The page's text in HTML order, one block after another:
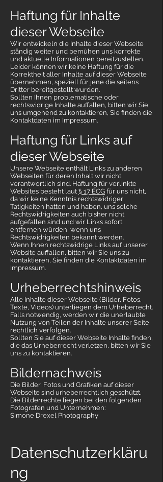
Haftung für Inhalte
dieser Webseite
Wir entwickeln die Inhalte dieser Webseite
ständig weiter und bemühen uns korrekte
und aktuelle Informationen bereitzustellen.
Leider können wir keine Haftung für die
Korrektheit aller Inhalte auf dieser Webseite
übernehmen, speziell für jene die seitens
Dritter bereitgestellt wurden.
Sollten Ihnen problematische oder
rechtswidrige Inhalte auffallen, bitten wir Sie
uns umgehend zu kontaktieren, Sie finden die
Kontaktdaten im Impressum.
Haftung für Links auf
dieser Webseite
Unsere Webseite enthält Links zu anderen
Webseiten für deren Inhalt wir nicht
verantwortlich sind. Haftung für verlinkte
Websites besteht laut § 17 ECG für uns nicht,
da wir keine Kenntnis rechtswidriger
Tätigkeiten hatten und haben, uns solche
Rechtswidrigkeiten auch bisher nicht
aufgefallen sind und wir Links sofort
entfernen würden, wenn uns
Rechtswidrigkeiten bekannt werden.
Wenn Ihnen rechtswidrige Links auf unserer
Website auffallen, bitten wir Sie uns zu
kontaktieren, Sie finden die Kontaktdaten im
Impressum.
Urheberrechtshinweis
Alle Inhalte dieser Webseite (Bilder, Fotos,
Texte, Videos) unterliegen dem Urheberrecht.
Falls notwendig, werden wir die unerlaubte
Nutzung von Teilen der Inhalte unserer Seite
rechtlich verfolgen.
Sollten Sie auf dieser Webseite Inhalte finden,
die das Urheberrecht verletzen, bitten wir Sie
uns zu kontaktieren.
Bildernachweis
Die Bilder, Fotos und Grafiken auf dieser
Webseite sind urheberrechtlich geschützt.
Die Bilderrechte liegen bei den folgenden
Fotografen und Unternehmen:
Simone Drexel Photography
Datenschutzerkläru
ng